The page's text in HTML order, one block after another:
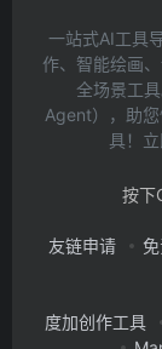
一站式AI工具
作、智能绘画
全场景工
Agent），助
具！
按下
友链申请
度加创作工具